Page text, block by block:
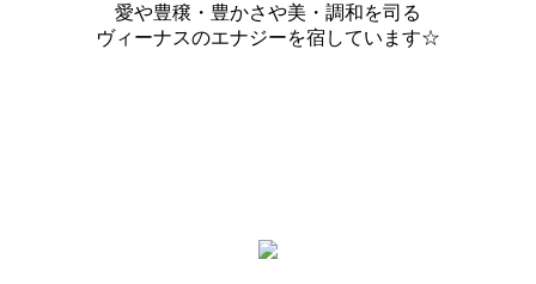
愛や豊穣・豊かさや美・調和を司る
ヴィーナスのエナジーを宿しています☆